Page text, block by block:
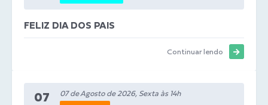
FELIZ DIA DOS PAIS
Continuar lendo
07 07 de Agosto de 2026, Sexta às 14h